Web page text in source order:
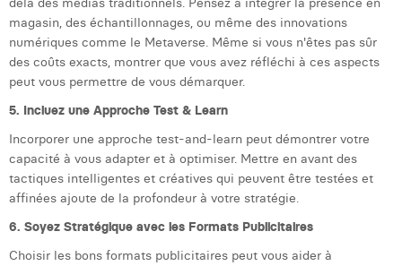
Thomas Kurevic
Thomas Riis
Victor Hayot
William Rezette
Yaël Vanhoe
magasin, des échantillonnages, ou même des innovations
numériques comme le Metaverse. Même si vous n'êtes pas sûr
des coûts exacts, montrer que vous avez réfléchi à ces aspects
peut vous permettre de vous démarquer.
5. Incluez une Approche Test & Learn
Incorporer une approche test-and-learn peut démontrer votre
capacité à vous adapter et à optimiser. Mettre en avant des
tactiques intelligentes et créatives qui peuvent être testées et
affinées ajoute de la profondeur à votre stratégie.
6. Soyez Stratégique avec les Formats Publicitaires
Choisir les bons formats publicitaires peut vous aider à